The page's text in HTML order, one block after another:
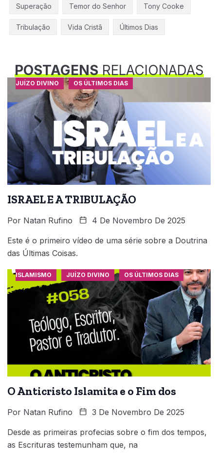
Superação Temor do Senhor Tony Cooke
Tribulação Vida Cristã Últimos Dias
POSTAGENSRELACIONADAS
JUÍZO DIVINO OS ÚLTIMOS DIAS
ISRAEL E A TRIBULAÇÃO
Por Natan Rufino 4 De Novembro De 2025
Este é o primeiro vídeo de uma série sobre a Doutrina
das Últimas Coisas.
ISLAMISMO JUÍZO DIVINO OS ÚLTIMOS DIAS
O Anticristo Islamita e o Fim dos
Por Natan Rufino 3 De Novembro De 2025
Desde as primeiras profecias sobre o fim dos tempos,
as Escrituras testemunham que, na